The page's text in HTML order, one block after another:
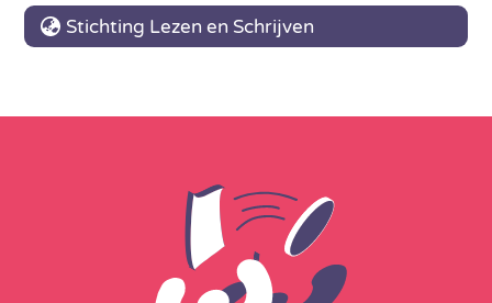
Stichting Lezen en Schrijven